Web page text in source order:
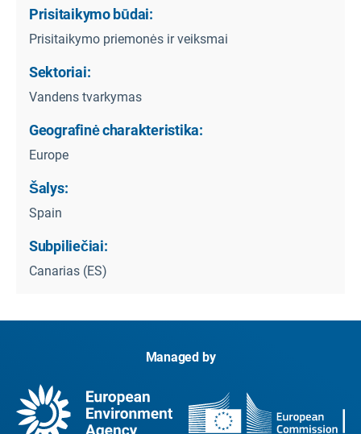
Prisitaikymo būdai:
Prisitaikymo priemonės ir veiksmai
Sektoriai:
Vandens tvarkymas
Geografinė charakteristika:
Europe
Šalys:
Spain
Subpiliečiai:
Canarias (ES)
Managed by